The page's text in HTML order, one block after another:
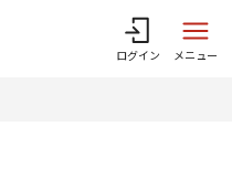
ログイン メニュー